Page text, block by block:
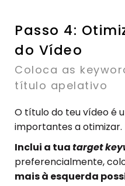
Passo 4:
do Vídeo
Coloca as
título apelativo
O título do teu vídeo é
importantes a otimizar.
Inclui a tuatarget
preferencialmente,
mais à esquerda